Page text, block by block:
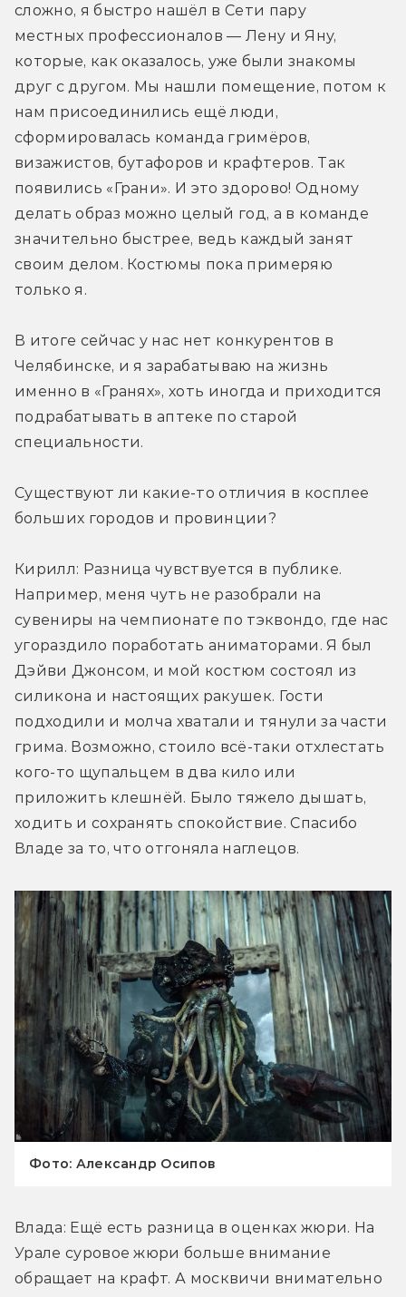
сложно, я быстро нашёл в Сети пару
местных профессионалов — Лену и Яну,
которые, как оказалось, уже были знакомы
друг с другом. Мы нашли помещение, потом к
нам присоединились ещё люди,
сформировалась команда гримёров,
визажистов, бутафоров и крафтеров. Так
появились «Грани». И это здорово! Одному
делать образ можно целый год, а в команде
значительно быстрее, ведь каждый занят
своим делом. Костюмы пока примеряю
только я.
В итоге сейчас у нас нет конкурентов в
Челябинске, и я зарабатываю на жизнь
именно в «Гранях», хоть иногда и приходится
подрабатывать в аптеке по старой
специальности.
Существуют ли какие-то отличия в косплее
больших городов и провинции?
Кирилл: Разница чувствуется в публике.
Например, меня чуть не разобрали на
сувениры на чемпионате по тэквондо, где нас
угораздило поработать аниматорами. Я был
Дэйви Джонсом, и мой костюм состоял из
силикона и настоящих ракушек. Гости
подходили и молча хватали и тянули за части
грима. Возможно, стоило всё-таки отхлестать
кого-то щупальцем в два кило или
приложить клешнёй. Было тяжело дышать,
ходить и сохранять спокойствие. Спасибо
Владе за то, что отгоняла наглецов.
Фото: Александр Осипов
Влада: Ещё есть разница в оценках жюри. На
Урале суровое жюри больше внимание
обращает на крафт. А москвичи внимательно